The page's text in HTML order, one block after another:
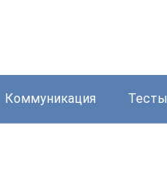
Коммуникация Тесты